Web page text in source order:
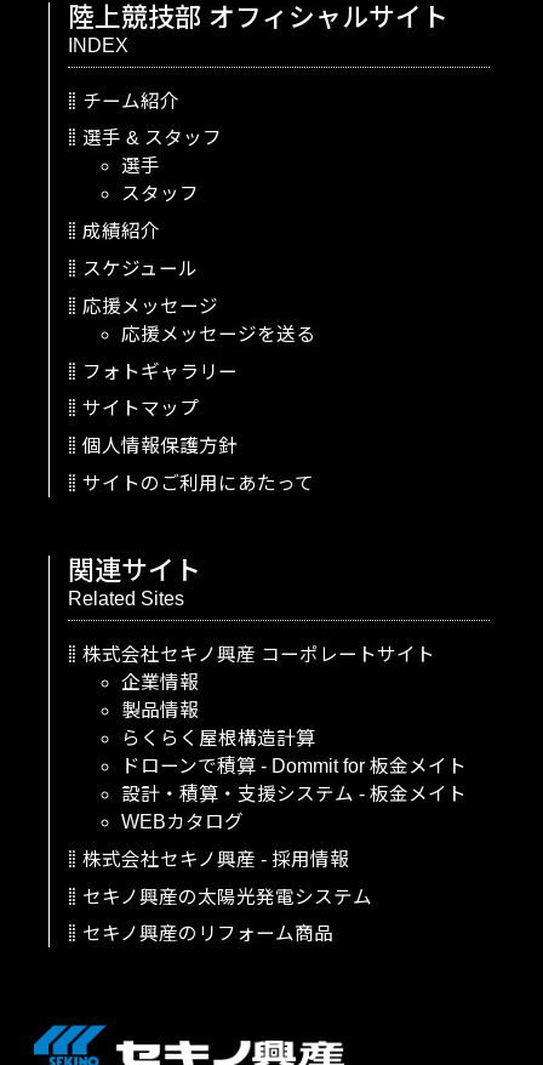
陸上競技部 オフィシャルサイト
INDEX
チーム紹介
選手 & スタッフ
選手
スタッフ
成績紹介
スケジュール
応援メッセージ
応援メッセージを送る
フォトギャラリー
サイトマップ
個人情報保護方針
サイトのご利用にあたって
関連サイト
Related Sites
株式会社セキノ興産 コーポレートサイト
企業情報
製品情報
らくらく屋根構造計算
ドローンで積算 - Dommit for 板金メイト
設計・積算・支援システム - 板金メイト
WEBカタログ
株式会社セキノ興産 - 採用情報
セキノ興産の太陽光発電システム
セキノ興産のリフォーム商品